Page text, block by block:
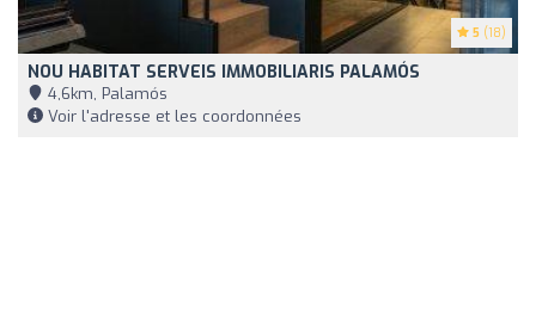
5 (18)
NOU HABITAT SERVEIS IMMOBILIARIS PALAMÓS
4,6km, Palamós
Voir l'adresse et les coordonnées